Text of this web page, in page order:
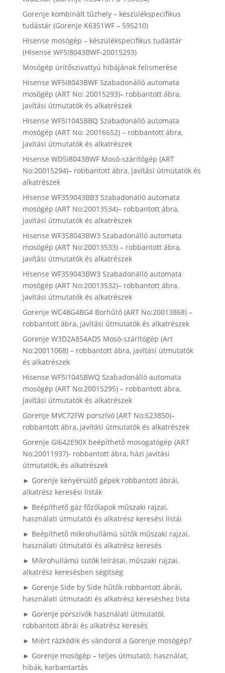
Gorenje kombinált tűzhely – készülékspecifikus
tudástár (Gorenje K6351WF – 595210)
Hisense mosógép – készülékspecifikus tudástár
(Hisense WF5I8043BWF-20015293)
Mosógép ürítőszivattyú hibájának felismerése
Hisense WF5I8043BWF Szabadonálló automata
mosógép (ART No: 20015293)– robbantott ábra,
javítási útmutatók és alkatrészek
Hisense WF5I1045BBQ Szabadonálló automata
mosógép (ART No: 20016652) – robbantott ábra,
javítási útmutatók és alkatrészek
Hisense WD5I8043BWF Mosó-szárítógép (ART
No:20015294)– robbantott ábra, javítási útmutatók és
alkatrészek
Hisense WF3S9043BB3 Szabadonálló automata
mosógép (ART No:20013534)– robbantott ábra,
javítási útmutatók és alkatrészek
Hisense WF3S8043BW3 Szabadonálló automata
mosógép (ART No:20013533) – robbantott ábra,
javítási útmutatók és alkatrészek
Hisense WF3S9043BW3 Szabadonálló automata
mosógép (ART No:20013532)– robbantott ábra,
javítási útmutatók és alkatrészek
Gorenje WC48G4BG4 Borhűtő (ART No:20013868) –
robbantott ábra, javítási útmutatók és alkatrészek
Gorenje W3D2A854ADS Mosó-szárítógép (Art
No:20011068) – robbantott ábra, javítási útmutatók
és alkatrészek
Hisense WF5I1045BWQ Szabadonálló automata
mosógép (ART No:20015295) – robbantott ábra,
javítási útmutatók és alkatrészek
Gorenje MVC72FW porszívó (ART No:623850)–
robbantott ábra, javítási útmutatók és alkatrészek
Gorenje GI642E90X beépíthető mosogatógép (ART
No:20011937)- robbantott ábra, házi javítási
útmutatók, és alkatrészek
► Gorenje kenyérsütő gépek robbantott ábrái,
alkatrész keresési listák
► Beépíthető gáz főzőlapok műszaki rajzai,
használati útmutatói és alkatrész keresési listái
► Beépíthető mikrohullámú sütők műszaki rajzai,
használati útmutatói és alkatrész keresés
► Mikrohullámú sütők leírásai, műszaki rajzai,
alkatrész keresésben segítség
► Gorenje Side by Side hűtők robbantott ábrái,
használati útmutaóti és alkatrész kereséshez lista
► Gorenje porszívók használati útmutatói,
robbantott ábrái és alkatrész keresés
► Miért rázkódik és vándorol a Gorenje mosógép?
► Gorenje mosógép – teljes útmutató: használat,
hibák, karbantartás